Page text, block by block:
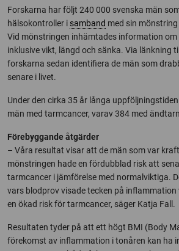
Forskarna har följt 240 000 svenska män
hälsokontroller i samband med sin
Vid mönstringen inhämtades information om
inklusive vikt, längd och sänka. Via länkning
forskarna sedan identifiera de män som
senare i livet.
Under den cirka 35 år långa
män med tarmcancer, varav 384 med
Förebyggande åtgärder
– Våra resultat visar att de män som var
mönstringen hade en fördubblad risk att
tarmcancer i jämförelse med normalviktiga.
vars blodprov visade tecken på
en ökad risk för tarmcancer, säger Katja Fall.
Resultaten tyder på att ett högt BMI (Body
förekomst av inflammation i tonåren kan ha